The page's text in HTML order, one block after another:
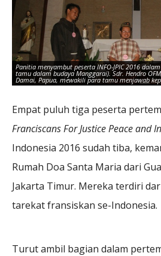
Panitia menyambut peserta INFO-JPIC 2016
tamu dalam budaya Manggarai). Sdr. Hendro
Damai, Papua, mewakili para tamu menjawab
Empat puluh tiga peserta
Franciscans For Justice Peace and
Indonesia 2016 sudah tiba,
Rumah Doa Santa Maria dari
Jakarta Timur. Mereka terdiri
tarekat fransiskan se-Indonesia.
Turut ambil bagian dalam